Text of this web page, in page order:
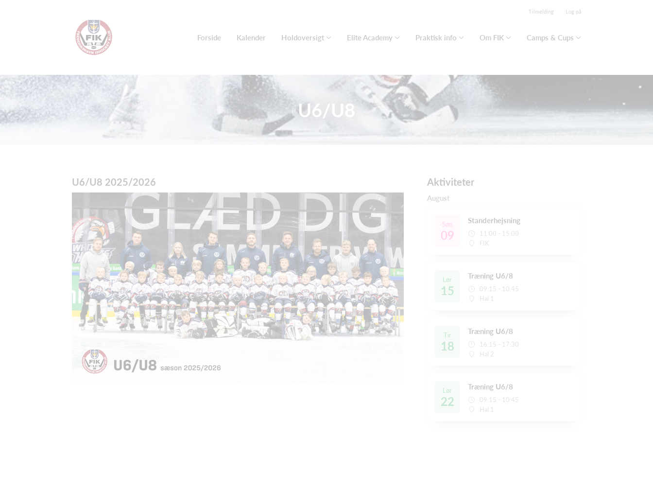
Tilmelding Log på
Forside Kalender Holdoversigt Elite Academy Praktisk info Om FIK Camps & Cups
U6/U8
U6/U8 2025/2026 Aktiviteter
August
Søn
09
Standerhejsning
11:00 - 15:00
FIK
Lør
15
Træning U6/8
09:15 - 10:45
Hal 1
Tir
18
Træning U6/8
16:15 - 17:30
Hal 2
Lør
22
Træning U6/8
09:15 - 10:45
Hal 1